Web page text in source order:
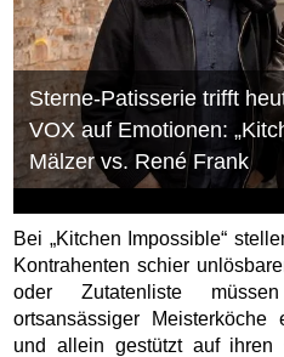
Sterne-Patisserie trifft
VOX auf Emotionen:
Mälzer vs. René Frank
Bei „Kitchen Impossible“
Kontrahenten schier
oder Zutatenliste
ortsansässiger
und allein gestützt auf ihren